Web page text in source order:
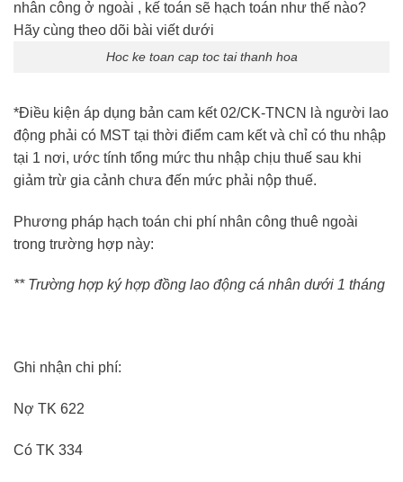
Hoc ke toan cap toc tai thanh hoa
*Điều kiện áp dụng bản cam kết 02/CK-TNCN là người lao
động phải có MST tại thời điểm cam kết và chỉ có thu nhập
tại 1 nơi, ước tính tổng mức thu nhập chịu thuế sau khi
giảm trừ gia cảnh chưa đến mức phải nộp thuế.
Phương pháp hạch toán chi phí nhân công thuê ngoài
trong trường hợp này:
** Trường hợp ký hợp đồng lao động cá nhân dưới 1 tháng
Ghi nhận chi phí:
Nợ TK 622
Có TK 334